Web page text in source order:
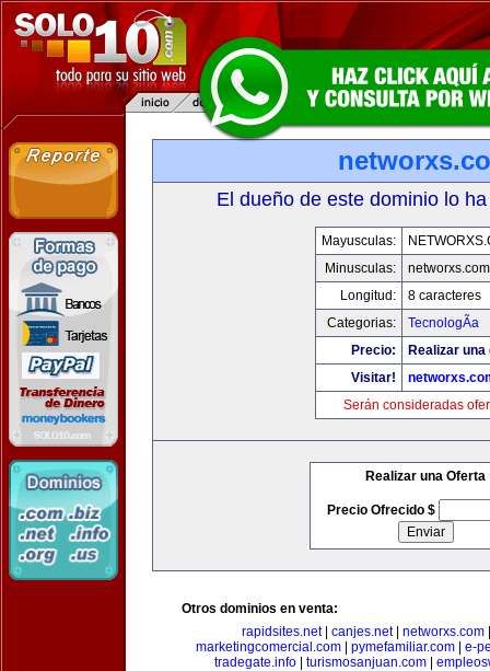
El dueño de este dominio lo
Mayusculas:
Minusculas:
networxs.com
Longitud:
8 caracteres
Categorias:
TecnologÃ­a
Precio:
Realizar
Visitar!
Serán consideradas
Realizar una Oferta
Precio Ofrecido $
Otros dominios en venta:
rapidsites.net| canjes.net| networxs.com
marketingcomercial.com| pymefamiliar.com| e-
tradegate.info| turismosanjuan.com|